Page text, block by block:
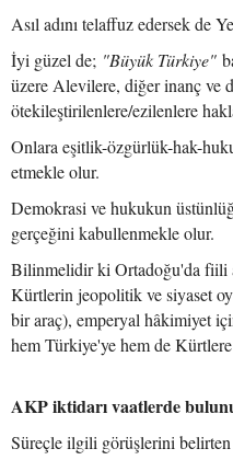
Asıl adını telaffuz edersek de
İyi güzel de; "Büyük Türkiye"
üzere Alevilere, diğer inanç ve
ötekileştirilenlere/ezilenlere
Onlara eşitlik-özgürlük-hak-
etmekle olur.
Demokrasi ve hukukun
gerçeğini kabullenmekle olur.
Bilinmelidir ki Ortadoğu'da fiili
Kürtlerin jeopolitik ve siyaset
bir araç), emperyal hâkimiyet
hem Türkiye'ye hem de
AKP iktidarı vaatlerde
Süreçle ilgili görüşlerini